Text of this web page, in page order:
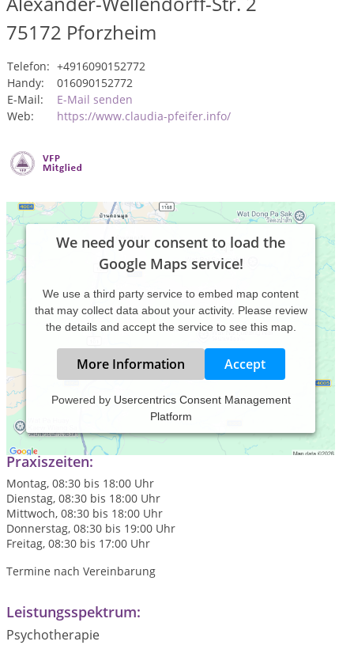
75172 Pforzheim
Telefon: +4916090152772
Handy:
016090152772
E-Mail:
E-Mail senden
Web:
https://www.claudia-pfeifer.info/
We need your consent to load the
Google Maps service!
We use a third party service to embed map content
that may collect data about your activity. Please review
the details and accept the service to see this map.
More Information Accept
Powered by Usercentrics Consent Management
Platform
Heilpraktikerin, ausschließlich für Psychotherapie
Praxiszeiten:
Montag, 08:30 bis 18:00 Uhr
Dienstag, 08:30 bis 18:00 Uhr
Mittwoch, 08:30 bis 18:00 Uhr
Donnerstag, 08:30 bis 19:00 Uhr
Freitag, 08:30 bis 17:00 Uhr
Termine nach Vereinbarung
Leistungsspektrum:
Psychotherapie